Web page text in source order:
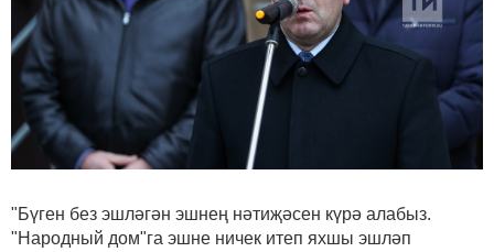
"Бүген без эшләгән эшнең нәтиҗәсен күрә алабыз.
"Народный дом"га эшне ничек итеп яхшы эшләп